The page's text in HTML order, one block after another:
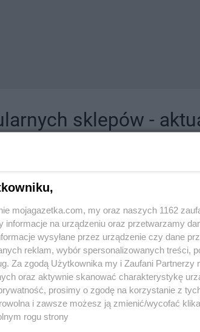
sklepów -
Znajdziesz tutaj sklepy należące do lokalnych sieci
PEPCO
1 gazetka
Dodaj do ulubionych
mojagazetka.com, my oraz naszych 1162
informacje na urządzeniu oraz przetwarzamy
wysyłane przez urządzenie czy dane
reklam, wybór spersonalizowanych treści,
Za zgodą Użytkownika my i Zaufani
oraz aktywnie skanować charakterystykę
prosimy o zgodę na korzystanie z
i zawsze możesz ją zmienić/wycofać
rogu strony